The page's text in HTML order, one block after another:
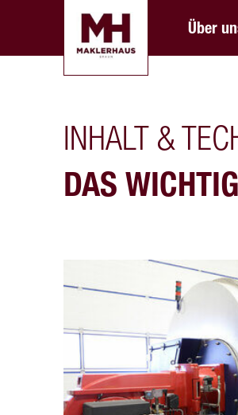
Über
INHALT &
DAS